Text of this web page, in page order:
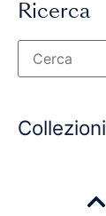
Ricerca
Collezioni